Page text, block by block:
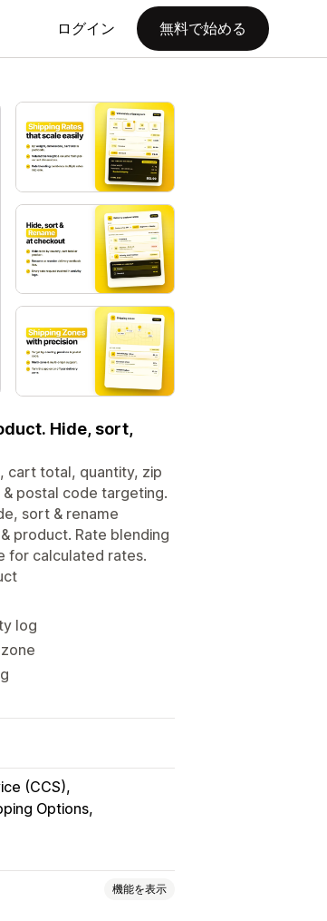
ログイン 無料で始める
Hide, sort,
cart total, quantity, zip
postal code targeting.
sort & rename
product. Rate blending
for calculated rates.
log
(CCS)
Options
機能を表示